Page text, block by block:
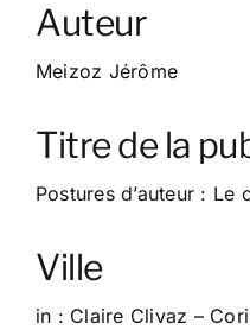
Bibliographie
Contact
Auteur
Meizoz Jérôme
Titre de la
Postures d’auteur : Le
Ville
in : Claire Clivaz –